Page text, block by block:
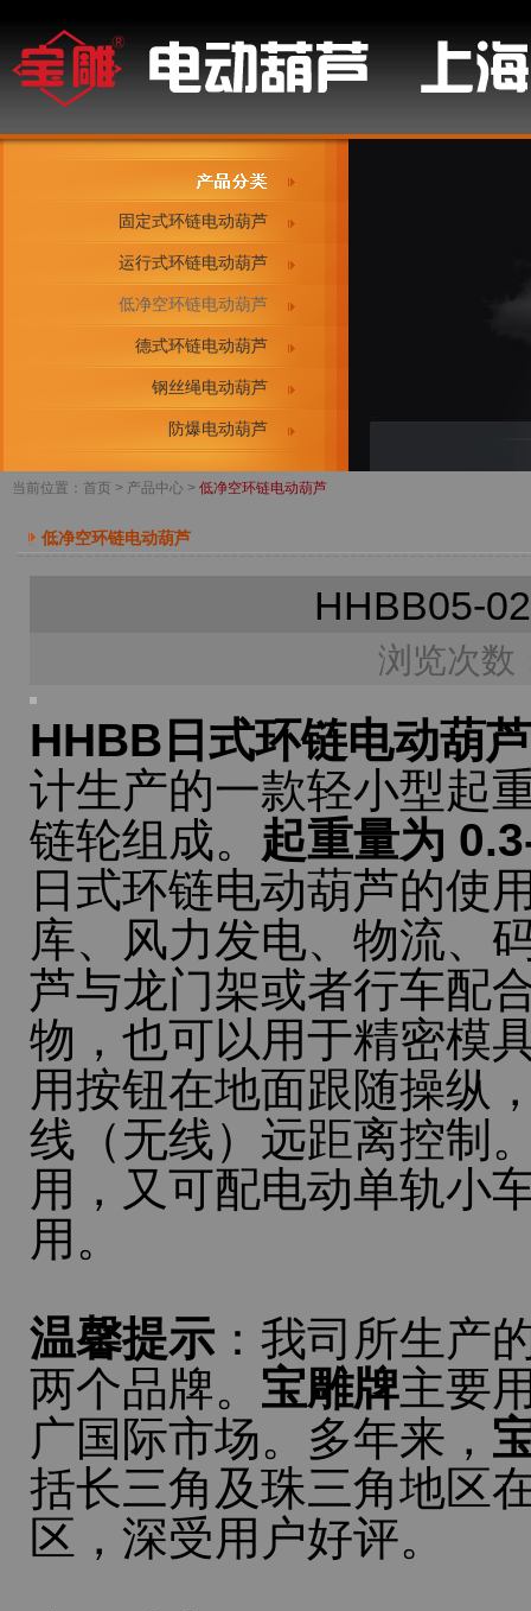
固定式环链电动葫芦
运行式环链电动葫芦
低净空环链电动葫芦
德式环链电动葫芦
钢丝绳电动葫芦
防爆电动葫芦
当前位置： 首页 > 产品中心 > 低净空环链电动葫芦
低净空环链电动葫芦
HHBB05-
浏览次
HHBB日式环链电动葫芦
计生产的一款轻小型起
链轮组成。 起重量为
日式环链电动葫芦的使
库、风力发电、物流、
芦与龙门架或者行车配
物，也可以用于精密模
用按钮在地面跟随操纵
线（无线）远距离控制
用，又可配电动单轨小
用。
温馨提示 ：我司所生产
两个品牌。 宝雕牌主要
广国际市场。多年来，
括长三角及珠三角地区
区，深受用户好评。